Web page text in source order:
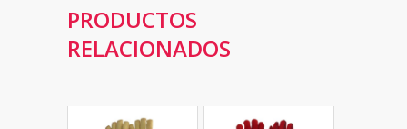
PRODUCTOS
RELACIONADOS